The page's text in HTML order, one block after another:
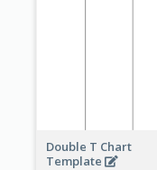
Double T Chart
Template